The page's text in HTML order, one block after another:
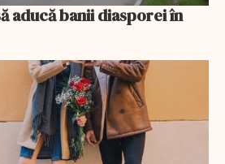
aducă banii diasporei în